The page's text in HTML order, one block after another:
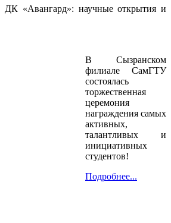
«Авангард»: научные открытия и
В Сызранском
филиале СамГТУ
состоялась
торжественная
церемония
награждения самых
активных,
талантливых и
инициативных
студентов!
Подробнее...